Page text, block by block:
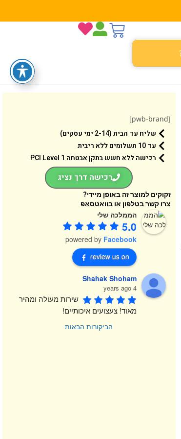
[pwb-brand]
שליח עד הבית (2-14 ימי עסקים)
עד 10 תשלומים ללא ריבית
רכישה ללא חשש בתקן אבטחה 1 PCI Level
רכישה דרך נציג
זקוקים למוצר זה באופן מיידי?
צרו קשר בטלפון או בוואטסאפ
הממלכה שלי
5.0
powered by Facebook
review us on
Shahak Shoham
4 years ago
מאוד! צעצועים איכותיים!
הביקורות הבאות